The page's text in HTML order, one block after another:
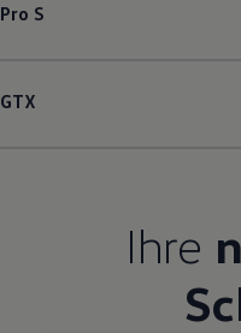
Pannen- und
Pro S
GTX
Ihre